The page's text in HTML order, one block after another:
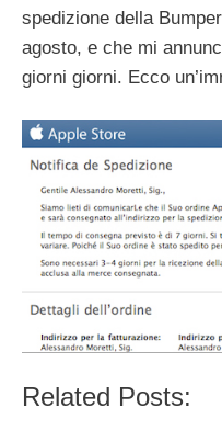
spedizione della
agosto, e che mi
giorni giorni. Ecco
Related Posts: